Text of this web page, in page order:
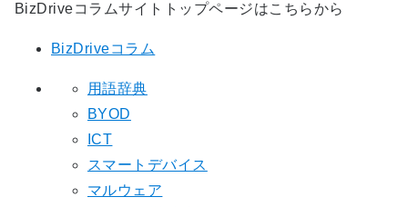
BizDriveコラムサイトトップページはこちらから
BizDriveコラム
用語辞典
BYOD
ICT
スマートデバイス
マルウェア